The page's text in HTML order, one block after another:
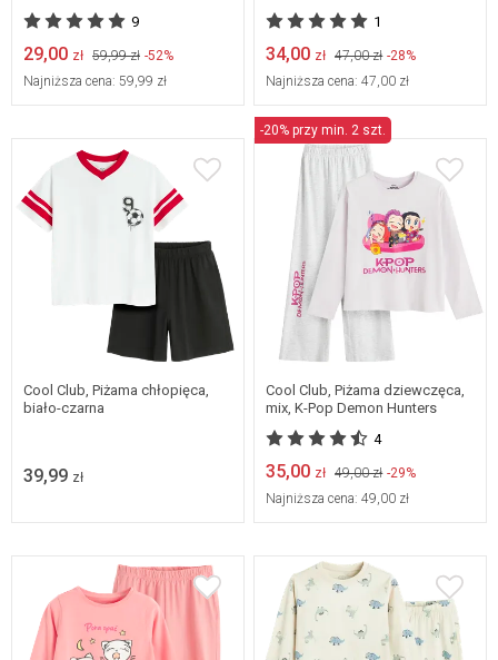
9
29,00 zł 59,99 zł -52%
Najniższa cena: 59,99 zł
1
34,00 zł 47,00 zł -28%
Najniższa cena: 47,00 zł
Dostępne w wielu
rozmiarach
Cool Club, Piżama chłopięca,
biało-czarna
39,99 zł
-20% przy min. 2 szt.
Cool Club, Piżama dziewczęca,
mix, K-Pop Demon Hunters
4
35,00 zł 49,00 zł -29%
Najniższa cena: 49,00 zł